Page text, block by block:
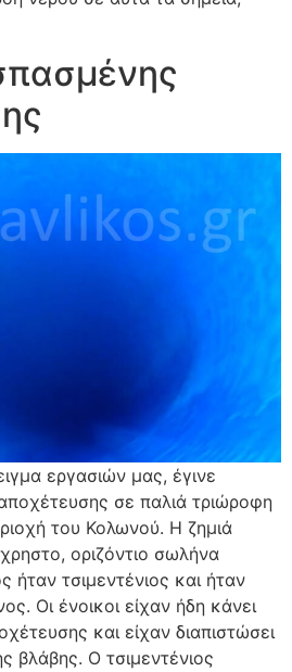
εργασιών μας, έγινε
σε παλιά τριώροφη
του Κολωνού. Η ζημιά
οριζόντιο σωλήνα
ήταν τσιμεντένιος και ήταν
Οι ένοικοι είχαν ήδη κάνει
και είχαν διαπιστώσει
βλάβης. Ο τσιμεντένιος